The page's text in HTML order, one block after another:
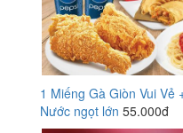
1 Miếng Gà Giòn Vui Vẻ
Nước ngọt lớn 55.000đ